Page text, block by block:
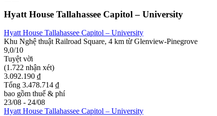
Hyatt House Tallahassee Capitol – University
Hyatt House Tallahassee Capitol – University
Khu Nghệ thuật Railroad Square, 4 km từ Glenview-Pinegrove
9,0/10
Tuyệt vời
(1.722 nhận xét)
3.092.190 ₫
Tổng 3.478.714 ₫
bao gồm thuế & phí
23/08 - 24/08
Hyatt House Tallahassee Capitol – University